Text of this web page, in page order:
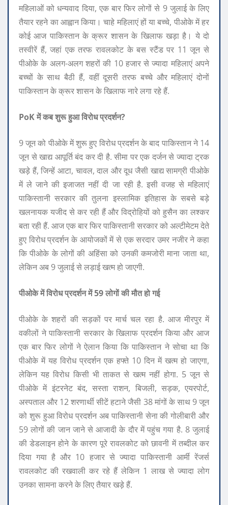
महिलाओं को धन्यवाद दिया, एक बार फिर लोगों से 9 जुलाई के लिए
तैयार रहने का आह्वान किया। चाहे महिलाएं हों या बच्चे, पीओके में हर
कोई आज पाकिस्तान के क्रूर शासन के खिलाफ खड़ा है। ये दो
तस्वीरें हैं, जहां एक तरफ रावलकोट के बस स्टैंड पर 11 जून से
पीओके के अलग-अलग शहरों की 10 हजार से ज्यादा महिलाएं अपने
बच्चों के साथ बैठी हैं, वहीं दूसरी तरफ बच्चे और महिलाएं दोनों
पाकिस्तान के क्रूर शासन के खिलाफ नारे लगा रहे हैं.
PoK में कब शुरू हुआ विरोध प्रदर्शन?
9 जून को पीओके में शुरू हुए विरोध प्रदर्शन के बाद पाकिस्तान ने 14
जून से खाद्य आपूर्ति बंद कर दी है. सीमा पर एक दर्जन से ज्यादा ट्रक
खड़े हैं, जिन्हें आटा, चावल, दाल और दूध जैसी खाद्य सामग्री पीओके
में ले जाने की इजाजत नहीं दी जा रही है. इसी वजह से महिलाएं
पाकिस्तानी सरकार की तुलना इस्लामिक इतिहास के सबसे बड़े
खलनायक यजीद से कर रही हैं और विद्रोहियों को हुसैन का लश्कर
बता रही हैं. आज एक बार फिर पाकिस्तानी सरकार को अल्टीमेटम देते
हुए विरोध प्रदर्शन के आयोजकों में से एक सरदार उमर नजीर ने कहा
कि पीओके के लोगों की अहिंसा को उनकी कमजोरी माना जाता था,
लेकिन अब 9 जुलाई से लड़ाई खत्म हो जाएगी.
पीओके में विरोध प्रदर्शन में 59 लोगों की मौत हो गई
पीओके के शहरों की सड़कों पर मार्च चल रहा है. आज मीरपुर में
वकीलों ने पाकिस्तानी सरकार के खिलाफ प्रदर्शन किया और आज
एक बार फिर लोगों ने ऐलान किया कि पाकिस्तान ने सोचा था कि
पीओके में यह विरोध प्रदर्शन एक हफ्ते 10 दिन में खत्म हो जाएगा,
लेकिन यह विरोध किसी भी ताकत से खत्म नहीं होगा. 5 जून से
पीओके में इंटरनेट बंद, सस्ता राशन, बिजली, सड़क, एयरपोर्ट,
अस्पताल और 12 शरणार्थी सीटें हटाने जैसी 38 मांगों के साथ 9 जून
को शुरू हुआ विरोध प्रदर्शन अब पाकिस्तानी सेना की गोलीबारी और
59 लोगों की जान जाने से आजादी के दौर में पहुंच गया है. 8 जुलाई
की डेडलाइन होने के कारण पूरे रावलकोट को छावनी में तब्दील कर
दिया गया है और 10 हजार से ज्यादा पाकिस्तानी आर्मी रेंजर्स
रावलकोट की रखवाली कर रहे हैं लेकिन 1 लाख से ज्यादा लोग
उनका सामना करने के लिए तैयार खड़े हैं.